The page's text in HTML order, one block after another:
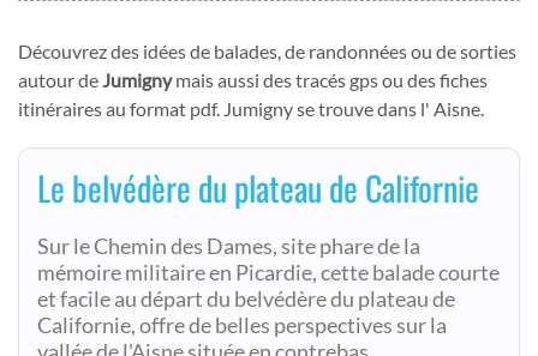
Découvrez des idées de balades, de randonnées ou de sorties
autour deJumignymais aussi des tracés gps ou des fiches
itinéraires au format pdf. Jumigny se trouve dans l' Aisne.
Le belvédère du plateau de Californie
Sur le Chemin des Dames, site phare de la
mémoire militaire en Picardie, cette balade courte
et facile au départ du belvédère du plateau de
Californie, offre de belles perspectives sur la